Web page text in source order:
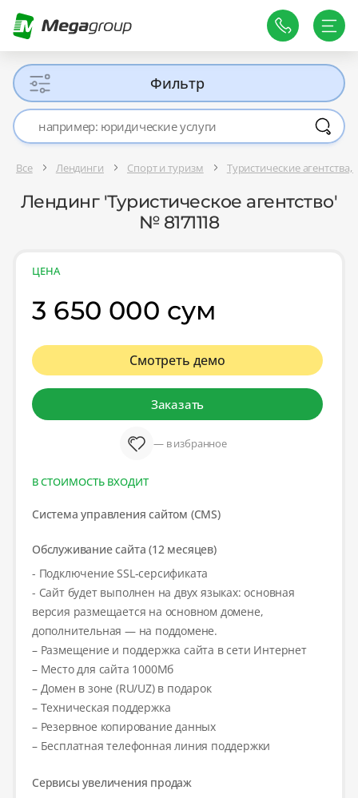
Фильтр
Все Лендинги Спорт и туризм Туристические агентства,
Лендинг 'Туристическое агентство'
№ 8171118
ЦЕНА
3 650 000 сум
Смотреть демо
Заказать
— в избранное
В СТОИМОСТЬ ВХОДИТ
Система управления сайтом (CMS)
Обслуживание сайта (12 месяцев)
- Подключение SSL-серсификата
- Сайт будет выполнен на двух языках: основная
версия размещается на основном домене,
дополнительная — на поддомене.
– Размещение и поддержка сайта в сети Интернет
– Место для сайта 1000Мб
– Домен в зоне (RU/UZ) в подарок
– Техническая поддержка
– Резервное копирование данных
– Бесплатная телефонная линия поддержки
Сервисы увеличения продаж